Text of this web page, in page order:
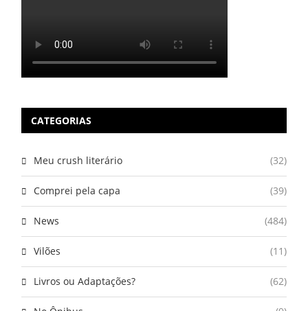
CATEGORIAS
Meu crush literário (32)
Comprei pela capa (39)
News (484)
Vilões (11)
Livros ou Adaptações? (62)